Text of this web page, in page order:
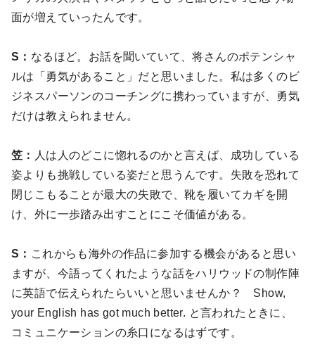
面が増えていったんです。
S： なるほど。お話を聞いていて、将さんのポテンシャ
ルは「勇気があること」だと思いました。私は多くのビ
ジネスパーソンのコーチングに携わっていますが、勇気
だけは教えられません。
笠： 人は人のどこに惚れるのかと言えば、成功している
姿よりも挑戦している姿だと思うんです。失敗を恐れて
閉じこもることが最大の失敗で、靴を履いてカギを開
け、外に一歩踏み出すことにこそ価値がある。
S： これからも海外の作品に参加する機会があると思い
ますが、今語ってくれたような話をハリウッドの制作陣
に英語で伝えられたらいいと思いませんか？ Show,
your English has got much better. と言われたときに、
コミュニケーションの糸口になるはずです。